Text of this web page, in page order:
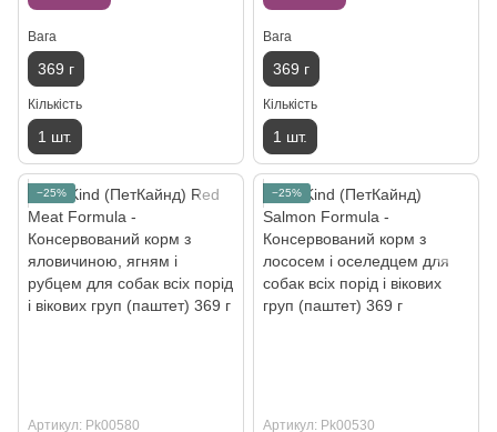
Вага
369 г
Кількість
1 шт.
Вага
369 г
Кількість
1 шт.
−25%
Артикул: Pk00580
−25%
Артикул: Pk00530